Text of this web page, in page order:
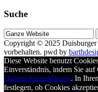
Suche
Suche
nach
Copyright © 2025
vorbehalten. pwd by
Diese Website benutzt
Einverständnis, indem Sie
Datenschutzerklärung. In
festlegen, ob Cookies